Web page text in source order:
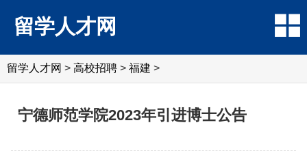
留学人才网
留学人才网 > 高校招聘 > 福建 >
宁德师范学院2023年引进博士公告